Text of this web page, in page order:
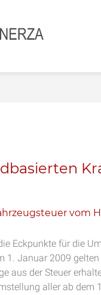
vom
Eckpunkte für die
1. Januar 2009
aus der Steuer
aller ab